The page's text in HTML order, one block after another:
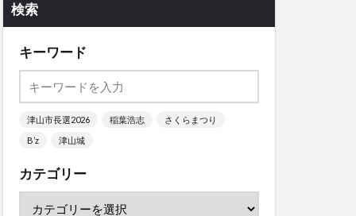
検索
キーワード
津山市長選2026 稲葉浩志
さくらまつり
B’z
津山城
カテゴリー